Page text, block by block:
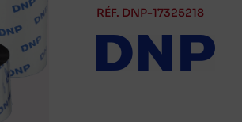
RÉF. DNP-17325218